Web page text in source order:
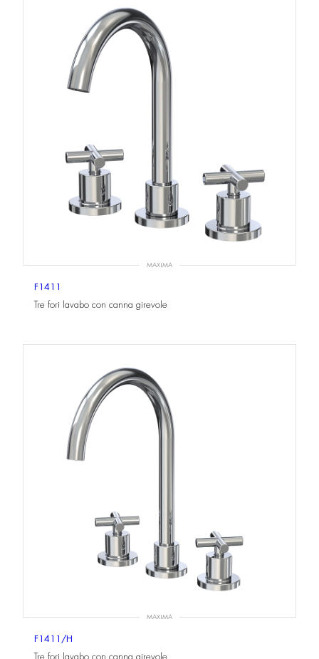
MAXIMA
F1411
Tre fori lavabo con canna girevole
MAXIMA
F1411/H
Tre fori lavabo con canna girevole